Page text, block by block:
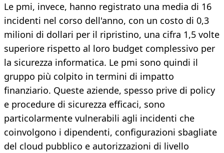
Le pmi, invece, hanno registrato una media di 16
incidenti nel corso dell'anno, con un costo di 0,3
milioni di dollari per il ripristino, una cifra 1,5 volte
superiore rispetto al loro budget complessivo per
la sicurezza informatica. Le pmi sono quindi il
gruppo più colpito in termini di impatto
finanziario. Queste aziende, spesso prive di policy
e procedure di sicurezza efficaci, sono
particolarmente vulnerabili agli incidenti che
coinvolgono i dipendenti, configurazioni sbagliate
del cloud pubblico e autorizzazioni di livello